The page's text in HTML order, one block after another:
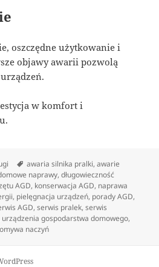
oszczędne użytkowanie i
objawy awarii pozwolą
w komfort i
Tagi
awaria silnika pralki,awarie
naprawy,długowieczność
AGD, konserwacja AGD, naprawa
, pielęgnacja urządzeń, porady AGD,
AGD,serwis pralek,serwis
urządzenia gospodarstwa domowego,
naczyń